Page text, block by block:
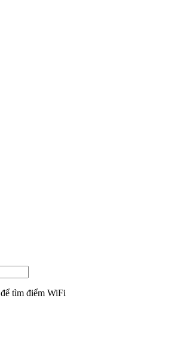
để tìm điểm WiFi